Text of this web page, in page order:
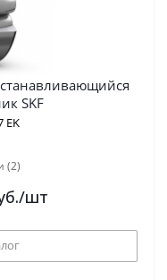
SKF
EK
(2)
/шт